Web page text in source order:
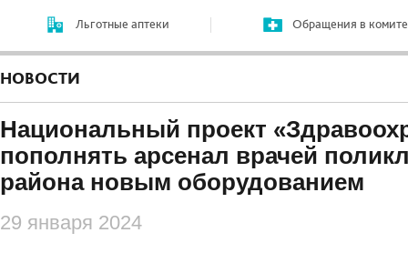
Льготные аптеки Обращения в
НОВОСТИ
Национальный проект
пополнять арсенал врачей
района новым оборудованием
29 января 2024